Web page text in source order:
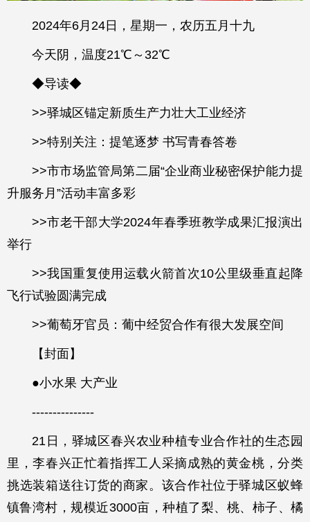
2024年6月24日，星期一，农历五月十九
今天阴，温度21℃ ～32℃
◆导读◆
>>驿城区锚定新质生产力壮大工业经济
>>特别关注：提笔逐梦 书写青春答卷
>>市市场监管局第二届“企业商业秘密保护能力提
升服务月”活动丰富多彩
>>市老干部大学2024年春季班教学成果汇报演出
举行
>>我国重复使用运载火箭首次10公里级垂直起降
飞行试验圆满完成
>>葡萄牙官员：葡中经贸合作有很大发展空间
【封面】
●小水果 大产业
---------------
21日，驿城区春兴农业种植专业合作社的生态园
里，李春兴正忙着指挥工人采摘成熟的黄金桃，分类
挑选装箱送往订货的商家。该合作社位于驿城区蚁蜂
镇鲁湾村，规模近3000亩，种植了梨、桃、柿子、橘